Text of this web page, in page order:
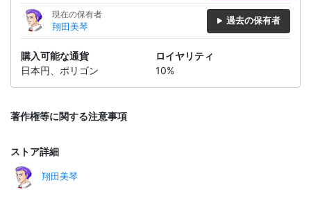
現在の保有者
翔田美琴
過去の保有者
購入可能な通貨
日本円、ポリゴン
ロイヤリティ
10%
著作権等に関する注意事項
ストア詳細
翔田美琴